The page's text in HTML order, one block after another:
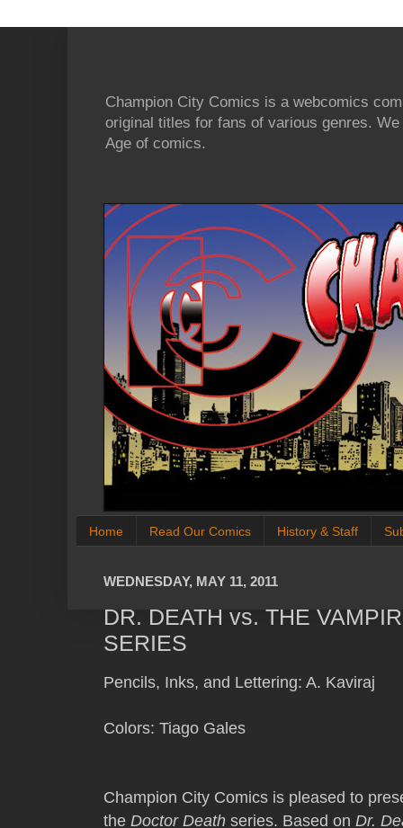
Champion City Comics is a webcomics
original titles for fans of various genres.
Age of comics.
Home Read Our Comics History & Staff
WEDNESDAY, MAY 11, 2011
DR. DEATH vs. THE
SERIES
Pencils, Inks, and Lettering: A. Kaviraj
Colors: Tiago Gales
Champion City Comics is pleased to
the Doctor Death series. Based on Dr.